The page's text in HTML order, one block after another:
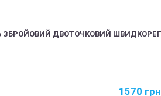
ЗБРОЙОВИЙ ДВОТОЧКОВИЙ
1570 грн